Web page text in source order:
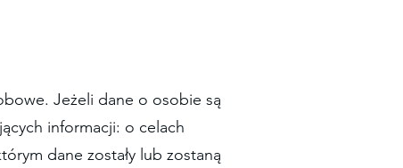
Jeżeli dane o osobie są
informacji: o celach
dane zostały lub zostaną